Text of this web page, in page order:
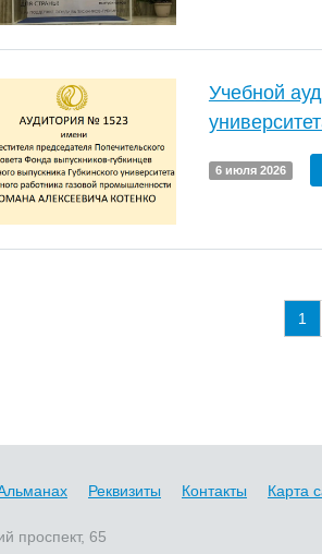
Учебной
6 июля 2026
1
Реквизиты Контакты Карта
проспект, 65